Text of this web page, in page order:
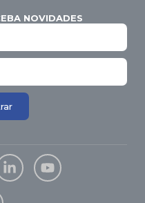
NOVIDADES